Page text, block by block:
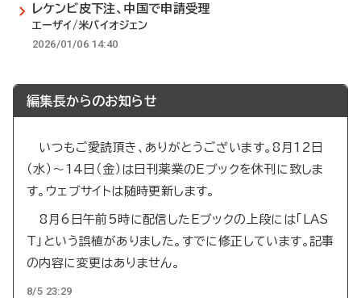
レケンビ皮下注、中国で申請受理
エーザイ/米バイオジェン
2026/01/06 14:40
編集長からのお知らせ
いつもご愛読頂き、ありがとうございます。8月12日
（水）～14日（金）は日刊薬業のEブックを休刊に致しま
す。ウェブサイトは随時更新します。
8月6日午前5時に配信したEブックの上段には「LAS
T」という誤植がありました。すでに修正しています。記事
の内容に変更はありません。
8/5 23:29